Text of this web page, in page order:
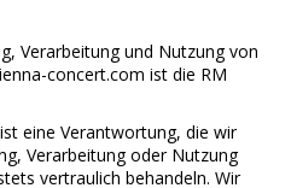
Verarbeitung und Nutzung von
concert.com ist die RM
eine Verantwortung, die wir
Verarbeitung oder Nutzung
vertraulich behandeln. Wir